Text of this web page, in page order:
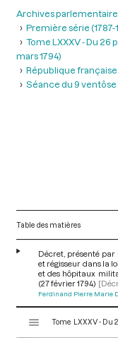
Archives
Première série (1787-
Tome LXXXV - Du 26
mars 1794)
République
Séance du 9 ventôse
Table des matières
Décret, présenté
et régisseur dans la
et des hôpitaux
(27 février 1794)
Ferdinand Pierre Marie